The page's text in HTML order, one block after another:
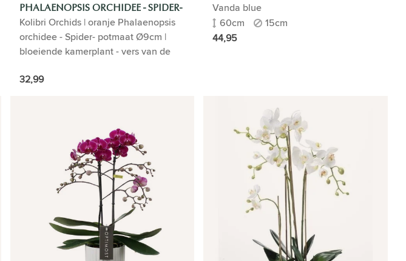
PHALAENOPSIS ORCHIDEE - SPIDER-
POTMAAT Ø9CM | BLOEIENDE
KAMERPLANT - VERS VAN DE
KWEKER
Kolibri Orchids | oranje Phalaenopsis
orchidee - Spider- potmaat Ø9cm |
bloeiende kamerplant - vers van de
32,99
Vanda blue
60cm
15cm
44,95